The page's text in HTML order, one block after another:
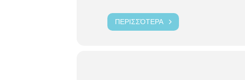
ΠΕΡΙΣΣΌΤΕΡΑ